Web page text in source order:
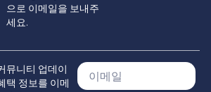
으로 이메일을 보내주
세요.
뮤니티 업데이
택 정보를 이메